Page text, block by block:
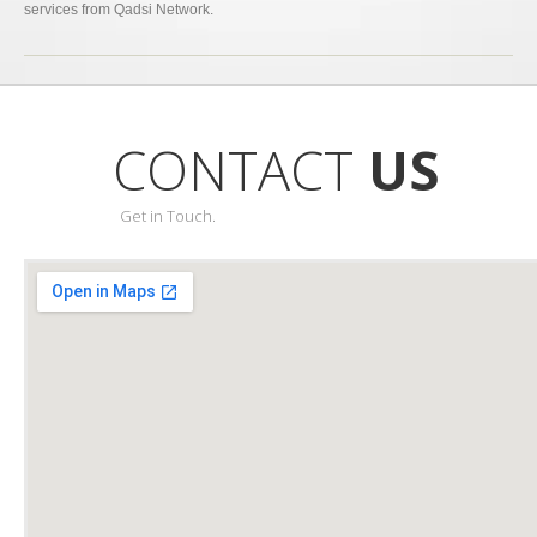
services from Qadsi Network.
CONTACT US
Get in Touch.